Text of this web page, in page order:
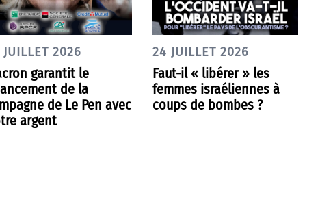
JUILLET 2026
garantit le
de la
de Le Pen avec
argent
24 JUILLET 2026
Faut-il « libérer » les
femmes israéliennes à
coups de bombes ?